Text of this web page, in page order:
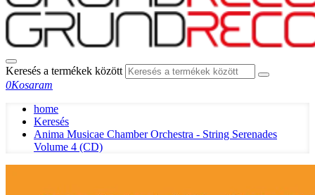
Keresés a termékek között
0Kosaram
home
Keresés
Anima Musicae Chamber Orchestra - String Serenades
Volume 4 (CD)